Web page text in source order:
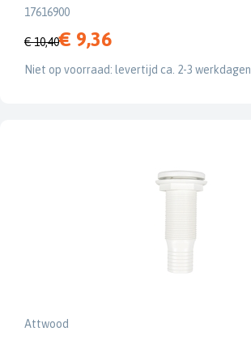
17616900
€ 10,40€ 9,36
Niet op voorraad: levertijd ca. 2-3 werkdagen
Attwood